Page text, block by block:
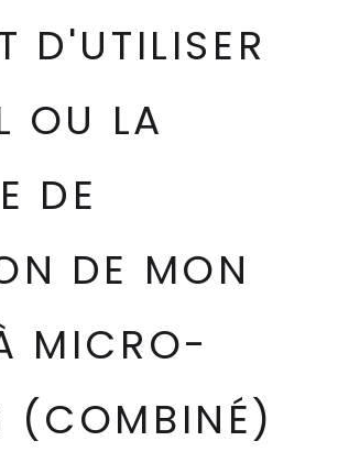
D'UTILISER
OU LA
DE
DE MON
MICRO-
(COMBINÉ)